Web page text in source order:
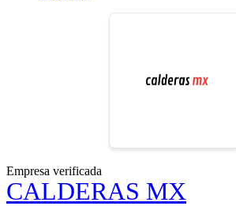
Empresa verificada
CALDERAS MX